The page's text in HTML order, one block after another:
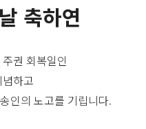
축하연
권 회복일인
하고
인의 노고를 기립니다.